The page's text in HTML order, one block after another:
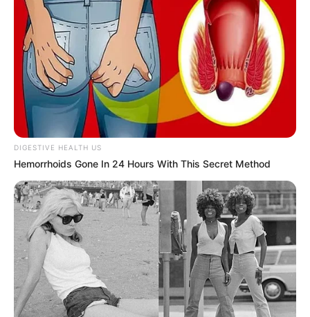
DIGESTIVE HEALTH US
Hemorrhoids Gone In 24 Hours With This Secret Method